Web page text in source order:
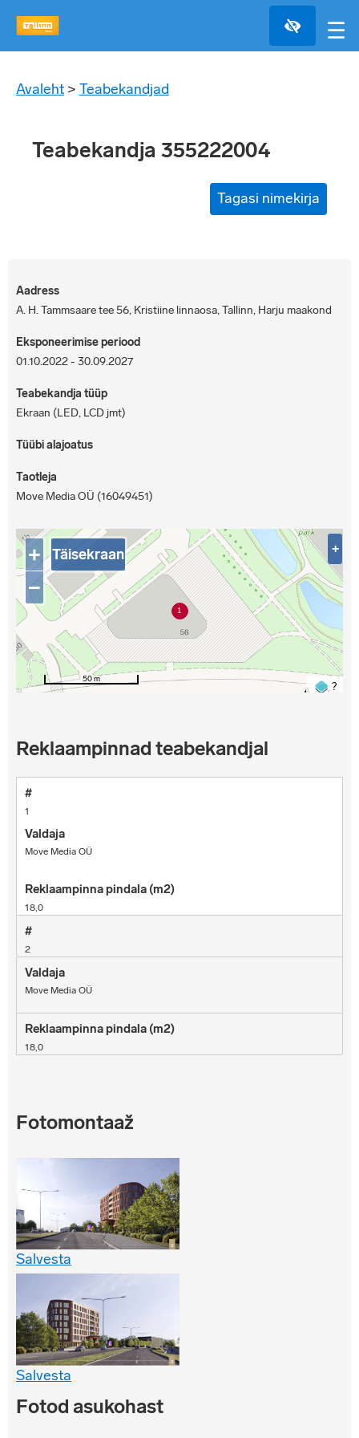
☰
Avaleht > Teabekandjad
Teabekandja 355222004
Tagasi nimekirja
Aadress
A. H. Tammsaare tee 56, Kristiine linnaosa, Tallinn, Harju maakond
Eksponeerimise periood
01.10.2022 - 30.09.2027
Teabekandja tüüp
Ekraan (LED, LCD jmt)
Tüübi alajoatus
Taotleja
Move Media OÜ (16049451)
50 m
Täisekraan
+
−
?
+
Reklaampinnad teabekandjal
1
Move Media OÜ
18,0
2
Move Media OÜ
18,0
Fotomontaaž
Salvesta
Salvesta
Fotod asukohast